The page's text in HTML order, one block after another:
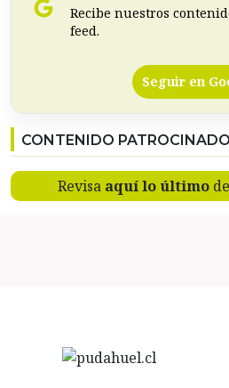
Recibe nuestros
feed.
Seguir en
CONTENIDO PATROCINADO
Revisa aquí lo último